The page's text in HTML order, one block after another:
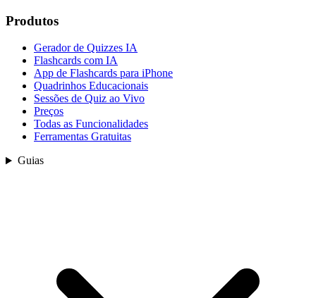
Produtos
Gerador de Quizzes IA
Flashcards com IA
App de Flashcards para iPhone
Quadrinhos Educacionais
Sessões de Quiz ao Vivo
Preços
Todas as Funcionalidades
Ferramentas Gratuitas
Guias